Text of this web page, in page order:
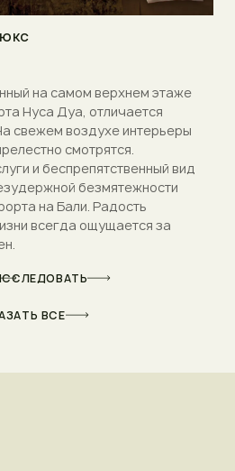
ВСЕ
на самом верхнем этаже
Нуса Дуа, отличается
свежем воздухе интерьеры
смотрятся.
и беспрепятственный вид
безмятежности
на Бали. Радость
всегда ощущается за